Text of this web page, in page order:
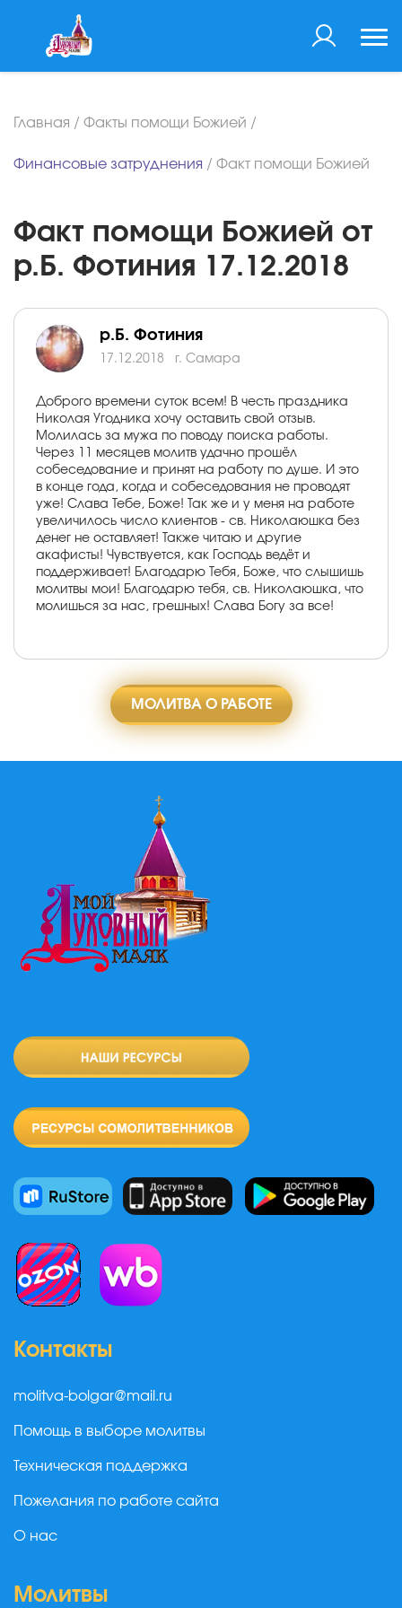
Главная / Факты помощи Божией /
Финансовые затруднения / Факт помощи Божией
Факт помощи Божией от
р.Б. Фотиния 17.12.2018
р.Б. Фотиния
17.12.2018 г. Самара
Доброго времени суток всем! В честь праздника
Николая Угодника хочу оставить свой отзыв.
Молилась за мужа по поводу поиска работы.
Через 11 месяцев молитв удачно прошёл
собеседование и принят на работу по душе. И это
в конце года, когда и собеседования не проводят
уже! Слава Тебе, Боже! Так же и у меня на работе
увеличилось число клиентов - св. Николаюшка без
денег не оставляет! Также читаю и другие
акафисты! Чувствуется, как Господь ведёт и
поддерживает! Благодарю Тебя, Боже, что слышишь
молитвы мои! Благодарю тебя, св. Николаюшка, что
молишься за нас, грешных! Слава Богу за все!
МОЛИТВА О РАБОТЕ
Контакты
molitva-bolgar@mail.ru
Помощь в выборе молитвы
Техническая поддержка
Пожелания по работе сайта
О нас
Молитвы